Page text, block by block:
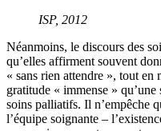
ISP, 2012
Néanmoins, le discours des
qu’elles affirment souvent
« sans rien attendre », tout en
gratitude « immense »
soins palliatifs. Il n’empêche
l’équipe soignante –